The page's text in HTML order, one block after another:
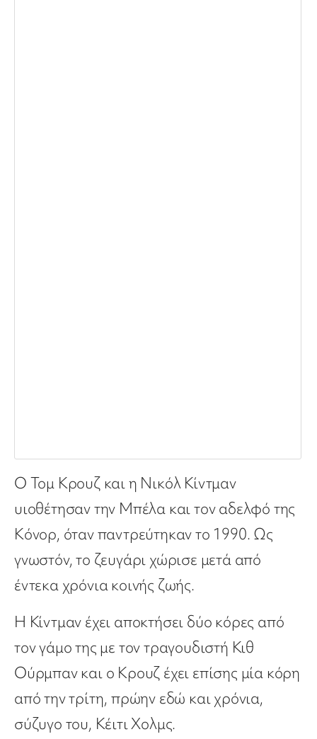
Ο Τομ Κρουζ και η Νικόλ Κίντμαν
υιοθέτησαν την Μπέλα και τον αδελφό της
Κόνορ, όταν παντρεύτηκαν το 1990. Ως
γνωστόν, το ζευγάρι χώρισε μετά από
έντεκα χρόνια κοινής ζωής.
Η Κίντμαν έχει αποκτήσει δύο κόρες από
τον γάμο της με τον τραγουδιστή Κιθ
Ούρμπαν και ο Κρουζ έχει επίσης μία κόρη
από την τρίτη, πρώην εδώ και χρόνια,
σύζυγο του, Κέιτι Χολμς.